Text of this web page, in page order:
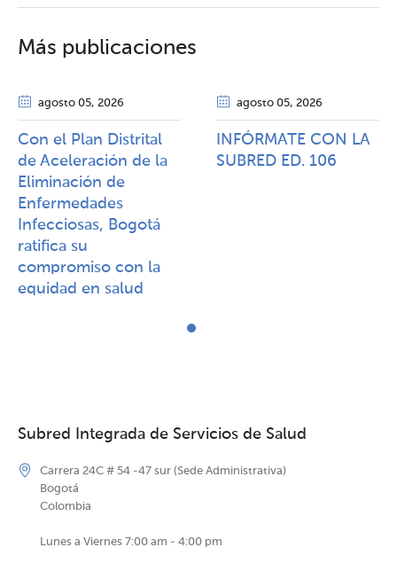
Más publicaciones
agosto 05, 2026
Con el Plan Distrital
de Aceleración de la
Eliminación de
Enfermedades
Infecciosas, Bogotá
ratifica su
compromiso con la
equidad en salud
agosto 05, 2026
INFÓRMATE CON LA
SUBRED ED. 106
Subred Integrada de Servicios de Salud
Carrera 24C # 54 -47 sur (Sede Administrativa)
Bogotá
Colombia
Lunes a Viernes 7:00 am - 4:00 pm